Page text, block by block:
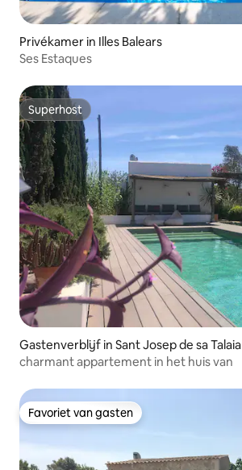
Privékamer in Illes Balears
Ses Estaques
Superhost
Superhost
Gastenverblijf in Sant Josep de sa Talaia
charmant appartement in het huis van
Favoriet van gasten
Favoriet van gasten